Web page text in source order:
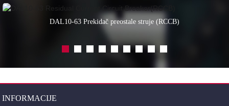
DAL10-63 Prekidač preostale struje (RCCB)
INFORMACIJE